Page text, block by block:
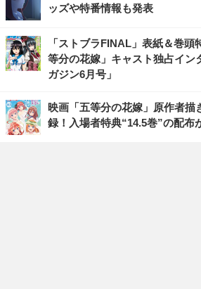
ッズや特番情報も発表
「ストブラFINAL」表紙＆巻
等分の花嫁」キャスト独占イン
ガジン6月号」
映画「五等分の花嫁」原作者描
録！入場者特典“14.5巻”の配布